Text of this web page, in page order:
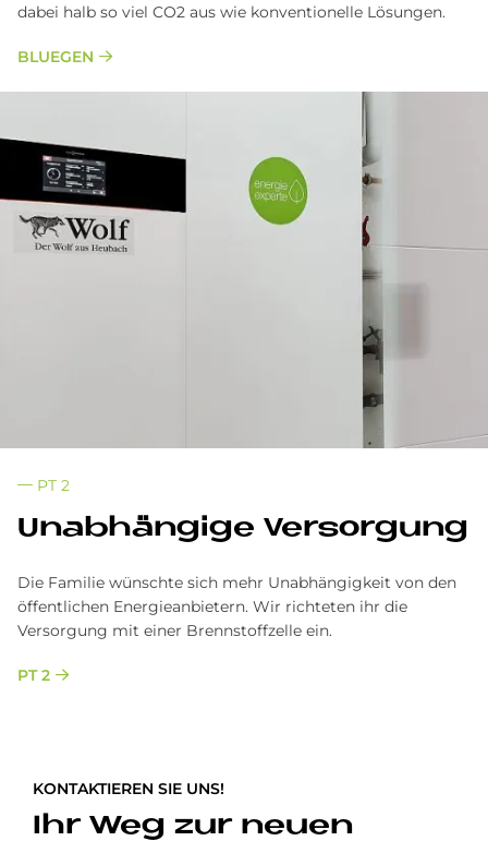
dabei halb so viel CO2 aus wie konventionelle Lösungen.
BLUEGEN
PT 2
Un­ab­hän­gi­ge Ver­sor­gung
Die Familie wünschte sich mehr Unabhängigkeit von den
öffentlichen Energieanbietern. Wir richteten ihr die
Versorgung mit einer Brennstoffzelle ein.
PT 2
KONTAKTIEREN SIE UNS!
Ihr Weg zur neuen